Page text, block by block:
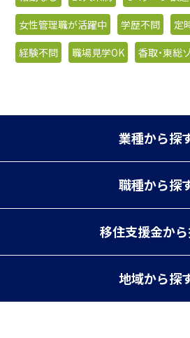
女性管理職が活躍中
学歴不問
定
経験不問
職場見学OK 香取・東総
業種から探
職種から探
移住支援金か
地域から探